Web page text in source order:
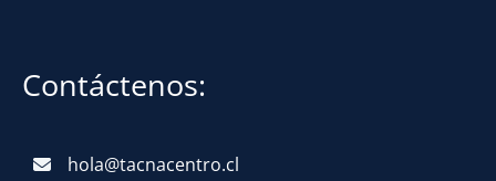
Contáctenos:
hola@tacnacentro.cl